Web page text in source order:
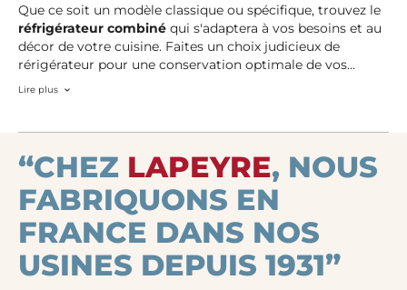
Que ce soit un modèle classique ou spécifique, trouvez le
réfrigérateur combiné qui s'adaptera à vos besoins et au
décor de votre cuisine. Faites un choix judicieux de
rérigérateur pour une conservation optimale de vos
produits alimentaires.
Lire plus
“CHEZ LAPEYRE, NOUS
FABRIQUONS EN
FRANCE DANS NOS
USINES DEPUIS 1931”